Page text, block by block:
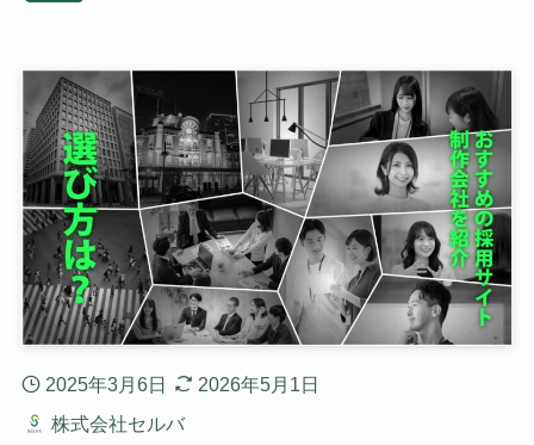
2025年3月6日
2026年5月1日
株式会社セルバ